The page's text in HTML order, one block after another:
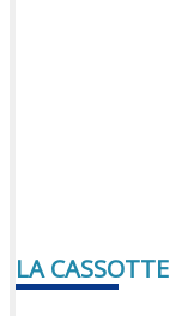
LA CASSOTTE